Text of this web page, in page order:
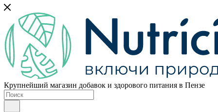
Крупнейший магазин добавок и здорового питания в Пензе